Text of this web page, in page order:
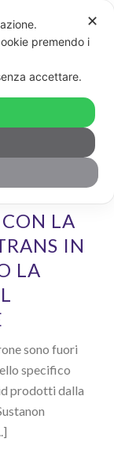
LA
IN
LA
sono fuori
specifico
prodotti dalla
✕
premendo i
accettare.